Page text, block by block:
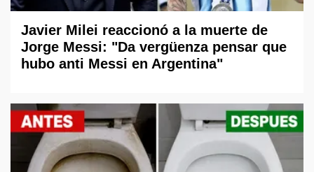
Javier Milei reaccionó a la muerte de
Jorge Messi: "Da vergüenza pensar que
hubo anti Messi en Argentina"